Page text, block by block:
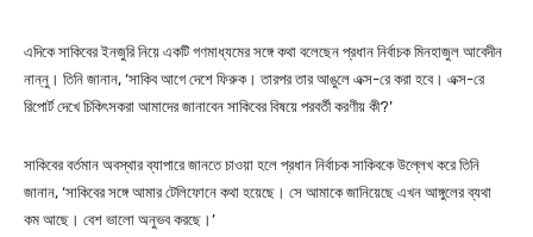
এদিকে সাকিবের ইনজুরি নিয়ে একটি গণমাধ্যমের সঙ্গে কথা বলেছেন প্রধান নির্বাচক মিনহাজুল আবেদীন
নান্নু। তিনি জানান, ‘সাকিব আগে দেশে ফিরুক। তারপর তার আঙুলে এক্স-রে করা হবে। এক্স-রে
রিপোর্ট দেখে চিকিৎসকরা আমাদের জানাবেন সাকিবের বিষয়ে পরবর্তী করণীয় কী?’
সাকিবের বর্তমান অবস্থার ব্যাপারে জানতে চাওয়া হলে প্রধান নির্বাচক সাকিবকে উল্লেখ করে তিনি
জানান, ‘সাকিবের সঙ্গে আমার টেলিফোনে কথা হয়েছে। সে আমাকে জানিয়েছে এখন আঙ্গুলের ব্যথা
কম আছে। বেশ ভালো অনুভব করছে।’